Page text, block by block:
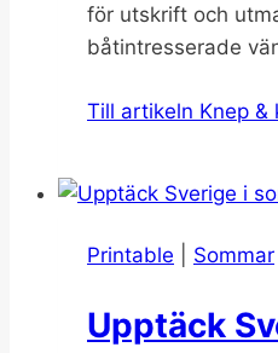
för utskrift och
båtintresserade
Till artikeln Knep &
Printable Sommar
Upptäck